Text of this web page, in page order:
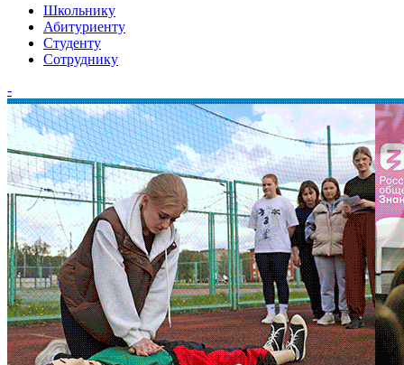
Школьнику
Абитуриенту
Студенту
Сотруднику
-